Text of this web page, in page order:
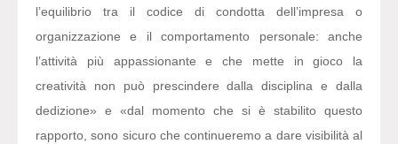
l’equilibrio tra il codice di condotta dell’impresa o
organizzazione e il comportamento personale: anche
l’attività più appassionante e che mette in gioco la
creatività non può prescindere dalla disciplina e dalla
dedizione» e «dal momento che si è stabilito questo
rapporto, sono sicuro che continueremo a dare visibilità al